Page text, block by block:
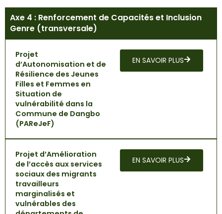
Axe 4 : Renforcement de Capacités et Inclusion
Genre (transversale)
Projet
d’Autonomisation et de
Résilience des Jeunes
Filles et Femmes en
Situation de
vulnérabilité dans la
Commune de Dangbo
(PAReJeF)
EN SAVOIR PLUS
Projet d’Amélioration
de l’accès aux services
sociaux des migrants
travailleurs
marginalisés et
vulnérables des
EN SAVOIR PLUS